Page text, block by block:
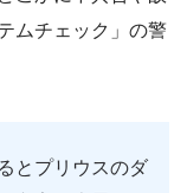
ムチェック」の警
とプリウスのダ